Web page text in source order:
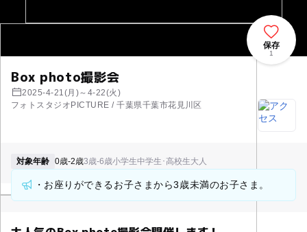
Box photo撮影会
2025-4-21(月)～4-22(火)
フォトスタジオPICTURE / 千葉県千葉市花見川区
保存
1
対象年齢 0歳-2歳3歳-6歳小学生中学生･高校生大人
・お座りができるお子さまから3歳未満のお子さま。